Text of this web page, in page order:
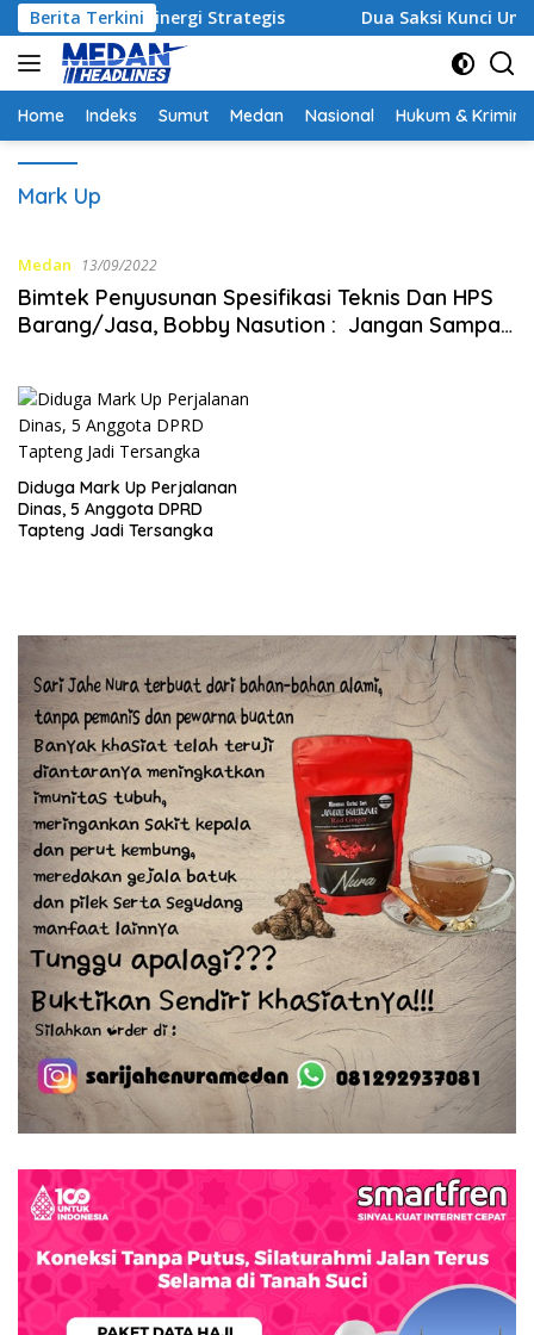
Langsung
ke
konten
Berita Terkini
Sinergi Strategis Dua Saksi Kunci Ungkap
Home Indeks Sumut Medan Nasional Hukum &
Mark Up
Medan 13/09/2022
Bimtek Penyusunan Spesifikasi Teknis Dan HPS
Barang/Jasa, Bobby Nasution : Jangan Sampai
Diduga Mark Up Perjalanan
Dinas, 5 Anggota DPRD
Tapteng Jadi Tersangka